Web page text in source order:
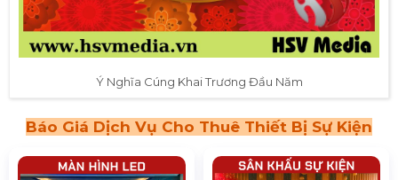
Ý Nghĩa Cúng Khai Trương Đầu Năm
Báo Giá Dịch Vụ Cho Thuê Thiết Bị Sự Kiện